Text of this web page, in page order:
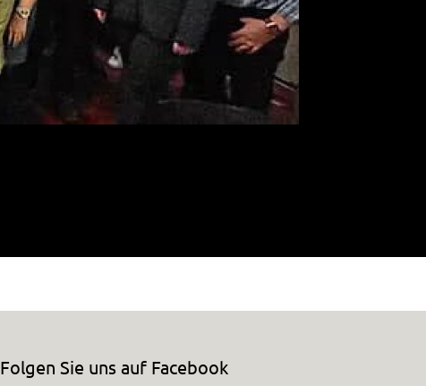
Folgen Sie uns auf Facebook